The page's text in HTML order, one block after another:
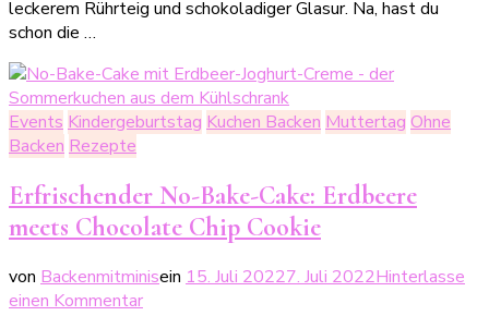
leckerem Rührteig und schokoladiger Glasur. Na, hast du
schon die …
Events Kindergeburtstag Kuchen Backen Muttertag Ohne
Backen Rezepte
Erfrischender No-Bake-Cake: Erdbeere
meets Chocolate Chip Cookie
von Backenmitminisein 15. Juli 20227. Juli 2022Hinterlasse
einen Kommentarzu